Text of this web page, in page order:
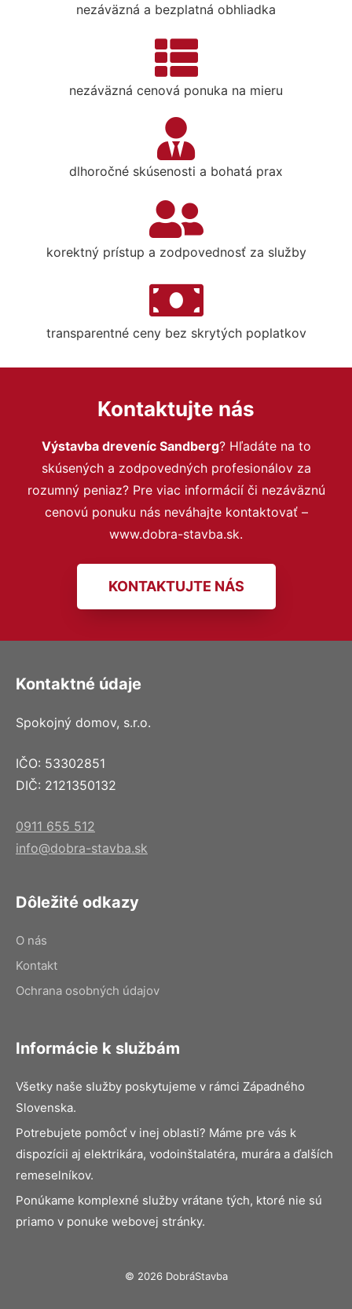
nezáväzná a bezplatná obhliadka
nezáväzná cenová ponuka na mieru
dlhoročné skúsenosti a bohatá prax
korektný prístup a zodpovednosť za služby
transparentné ceny bez skrytých poplatkov
Kontaktujte nás
Výstavba dreveníc Sandberg? Hľadáte na to
skúsených a zodpovedných profesionálov za
rozumný peniaz? Pre viac informácií či nezáväznú
cenovú ponuku nás neváhajte kontaktovať –
www.dobra-stavba.sk.
KONTAKTUJTE NÁS
Kontaktné údaje
Spokojný domov, s.r.o.
IČO: 53302851
DIČ: 2121350132
0911 655 512
info@dobra-stavba.sk
Dôležité odkazy
O nás
Kontakt
Ochrana osobných údajov
Informácie k službám
Všetky naše služby poskytujeme v rámci Západného
Slovenska.
Potrebujete pomôcť v inej oblasti? Máme pre vás k
dispozícii aj elektrikára, vodoinštalatéra, murára a ďalších
remeselníkov.
Ponúkame komplexné služby vrátane tých, ktoré nie sú
priamo v ponuke webovej stránky.
© 2026 DobráStavba